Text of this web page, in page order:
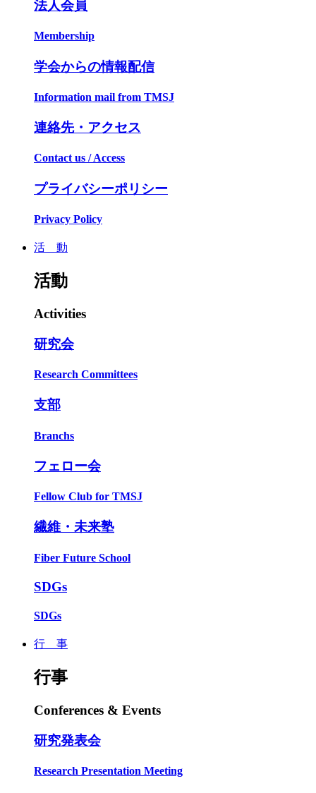
法人会員
Membership
学会からの情報配信
Information mail from TMSJ
連絡先・アクセス
Contact us / Access
プライバシーポリシー
Privacy Policy
活 動
活動
Activities
研究会
Research Committees
支部
Branchs
フェロー会
Fellow Club for TMSJ
繊維・未来塾
Fiber Future School
SDGs
SDGs
行 事
行事
Conferences & Events
研究発表会
Research Presentation Meeting